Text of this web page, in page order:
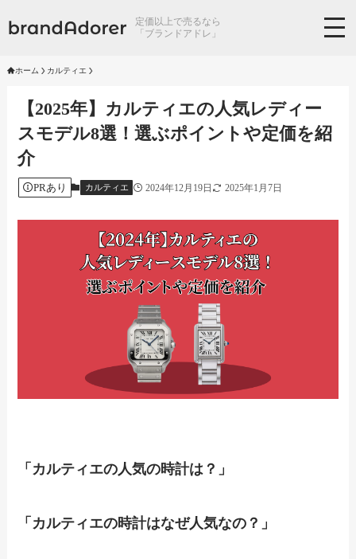
定価以上で売るなら
「ブランドアドレ」
ホーム カルティエ
【2025年】カルティエの人気レディー
スモデル8選！選ぶポイントや定価を紹
介
PRあり カルティエ 2024年12月19日 2025年1月7日
「カルティエの人気の時計は？」
「カルティエの時計はなぜ人気なの？」